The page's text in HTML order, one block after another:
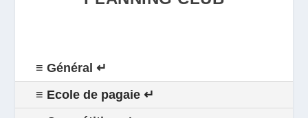
≡ Général ↵
≡ Ecole de pagaie ↵